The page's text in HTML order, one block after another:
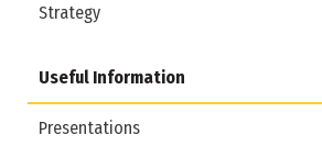
Strategy
Useful Information
Presentations